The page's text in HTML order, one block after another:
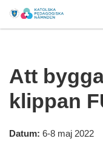
Att
klippan
Datum: 6-8 maj 2022